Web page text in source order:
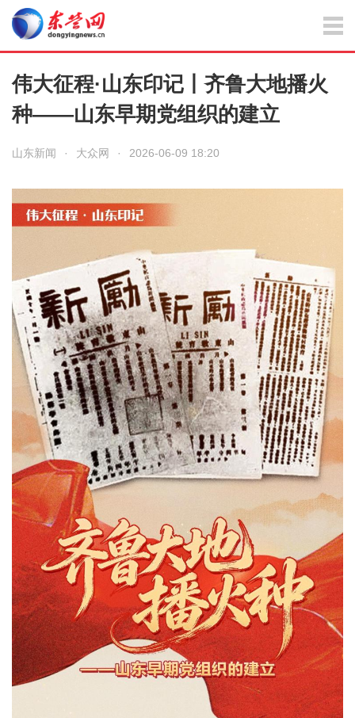
伟大征程·山东印记丨齐鲁大地播火
种——山东早期党组织的建立
山东新闻 · 大众网 · 2026-06-09 18:20